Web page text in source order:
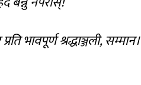
भावपूर्ण श्रद्धाञ्जली, सम्मान।